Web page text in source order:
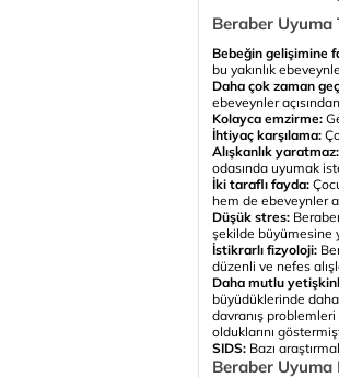
Beraber
Bebeğin gelişimine
bu yakınlık
Daha çok zaman
ebeveynler
Kolayca emzirme:
İhtiyaç karşılama:
Alışkanlık yaratmaz:
odasında uyumak
İki taraflı fayda:
hem de ebeveynler
Düşük stres:
şekilde büyümesine
İstikrarlı fizyoloji:
düzenli ve nefes
Daha mutlu
büyüdüklerinde
davranış
olduklarını
SIDS: Bazı
Beraber Uyuma